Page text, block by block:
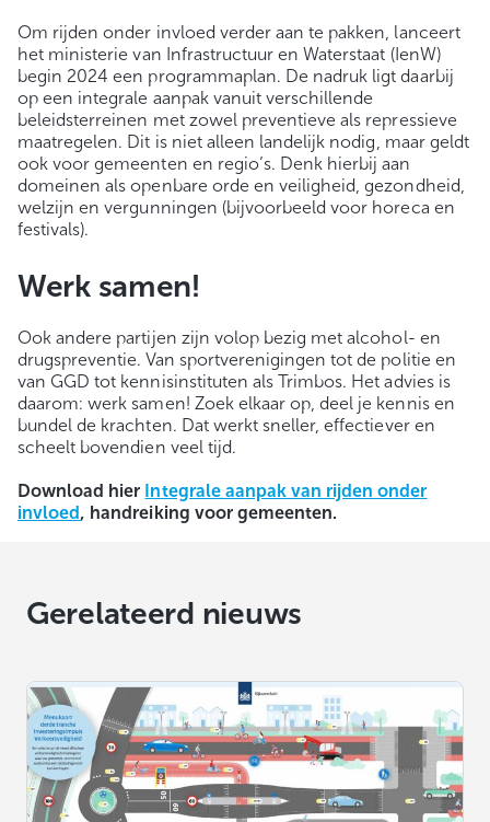
Om rijden onder invloed verder aan te pakken, lanceert
het ministerie van Infrastructuur en Waterstaat (IenW)
begin 2024 een programmaplan. De nadruk ligt daarbij
op een integrale aanpak vanuit verschillende
beleidsterreinen met zowel preventieve als repressieve
maatregelen. Dit is niet alleen landelijk nodig, maar geldt
ook voor gemeenten en regio’s. Denk hierbij aan
domeinen als openbare orde en veiligheid, gezondheid,
welzijn en vergunnin­gen (bijvoorbeeld voor horeca en
festivals).
Werk samen!
Ook andere partijen zijn volop bezig met alcohol- en
drugspreventie. Van sportverenigin­gen tot de politie en
van GGD tot kennisinstituten als Trimbos. Het advies is
daarom: werk samen! Zoek elkaar op, deel je kennis en
bundel de krachten. Dat werkt sneller, effectiever en
scheelt bovendien veel tijd.
Download hier Integrale aanpak van rijden onder
invloed, handreiking voor gemeenten.
Gerelateerd nieuws